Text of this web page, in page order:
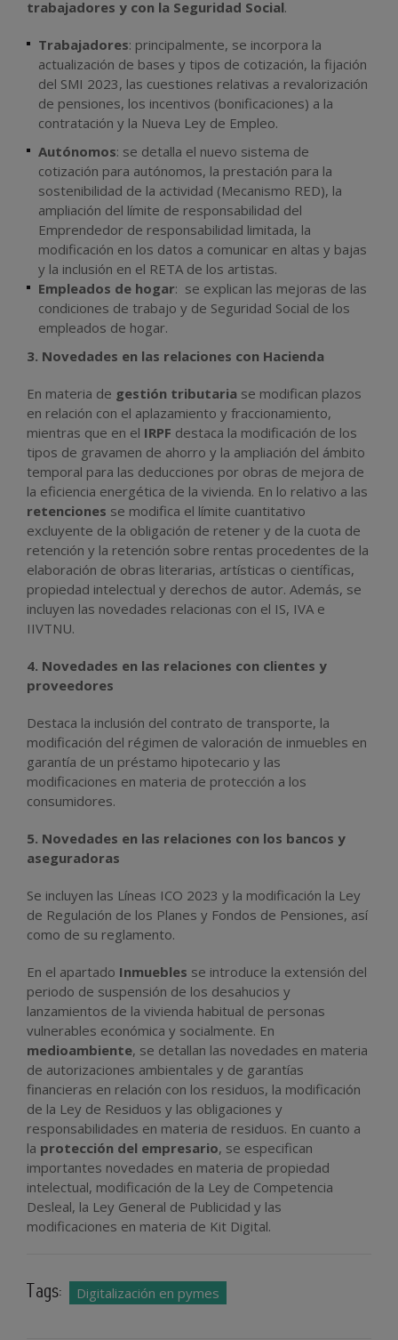
trabajadores y con la Seguridad Social.
Trabajadores: principalmente, se incorpora la
actualización de bases y tipos de cotización, la fijación
del SMI 2023, las cuestiones relativas a revalorización
de pensiones, los incentivos (bonificaciones) a la
contratación y la Nueva Ley de Empleo.
Autónomos: se detalla el nuevo sistema de
cotización para autónomos, la prestación para la
sostenibilidad de la actividad (Mecanismo RED), la
ampliación del límite de responsabilidad del
Emprendedor de responsabilidad limitada, la
modificación en los datos a comunicar en altas y bajas
y la inclusión en el RETA de los artistas.
Empleados de hogar: se explican las mejoras de las
condiciones de trabajo y de Seguridad Social de los
empleados de hogar.
3. Novedades en las relaciones con Hacienda
En materia de gestión tributaria se modifican plazos
en relación con el aplazamiento y fraccionamiento,
mientras que en el IRPF destaca la modificación de los
tipos de gravamen de ahorro y la ampliación del ámbito
temporal para las deducciones por obras de mejora de
la eficiencia energética de la vivienda. En lo relativo a las
retenciones se modifica el límite cuantitativo
excluyente de la obligación de retener y de la cuota de
retención y la retención sobre rentas procedentes de la
elaboración de obras literarias, artísticas o científicas,
propiedad intelectual y derechos de autor. Además, se
incluyen las novedades relacionas con el IS, IVA e
IIVTNU.
4. Novedades en las relaciones con clientes y
proveedores
Destaca la inclusión del contrato de transporte, la
modificación del régimen de valoración de inmuebles en
garantía de un préstamo hipotecario y las
modificaciones en materia de protección a los
consumidores.
5. Novedades en las relaciones con los bancos y
aseguradoras
Se incluyen las Líneas ICO 2023 y la modificación la Ley
de Regulación de los Planes y Fondos de Pensiones, así
como de su reglamento.
En el apartado Inmuebles se introduce la extensión del
periodo de suspensión de los desahucios y
lanzamientos de la vivienda habitual de personas
vulnerables económica y socialmente. En
medioambiente, se detallan las novedades en materia
de autorizaciones ambientales y de garantías
financieras en relación con los residuos, la modificación
de la Ley de Residuos y las obligaciones y
responsabilidades en materia de residuos. En cuanto a
la protección del empresario, se especifican
importantes novedades en materia de propiedad
intelectual, modificación de la Ley de Competencia
Desleal, la Ley General de Publicidad y las
modificaciones en materia de Kit Digital.
Tags: Digitalización en pymes